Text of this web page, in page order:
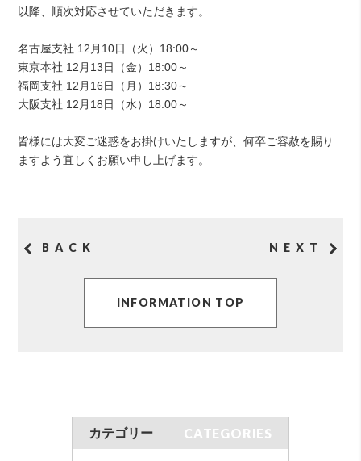
以降、順次対応させていただきます。
名古屋支社 12月10日（火）18:00～
東京本社 12月13日（金）18:00～
福岡支社 12月16日（月）18:30～
大阪支社 12月18日（水）18:00～
皆様には大変ご迷惑をお掛けいたしますが、何卒ご容赦を賜り
ますよう宜しくお願い申し上げます。
BACK NEXT
INFORMATION TOP
カテゴリー CATEGORIES